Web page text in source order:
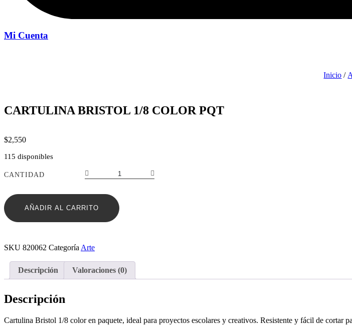
Mi Cuenta
Inicio /
CARTULINA BRISTOL 1/8 COLOR PQT
$2,550
115 disponibles
CANTIDAD
CARTULINA
BRISTOL
COLOR
PQT
cantidad
AÑADIR AL CARRITO
SKU 820062 Categoría Arte
Descripción Valoraciones (0)
Descripción
Cartulina Bristol 1/8 color en paquete, ideal para proyectos escolares y creativos. Resistente y fácil de cortar